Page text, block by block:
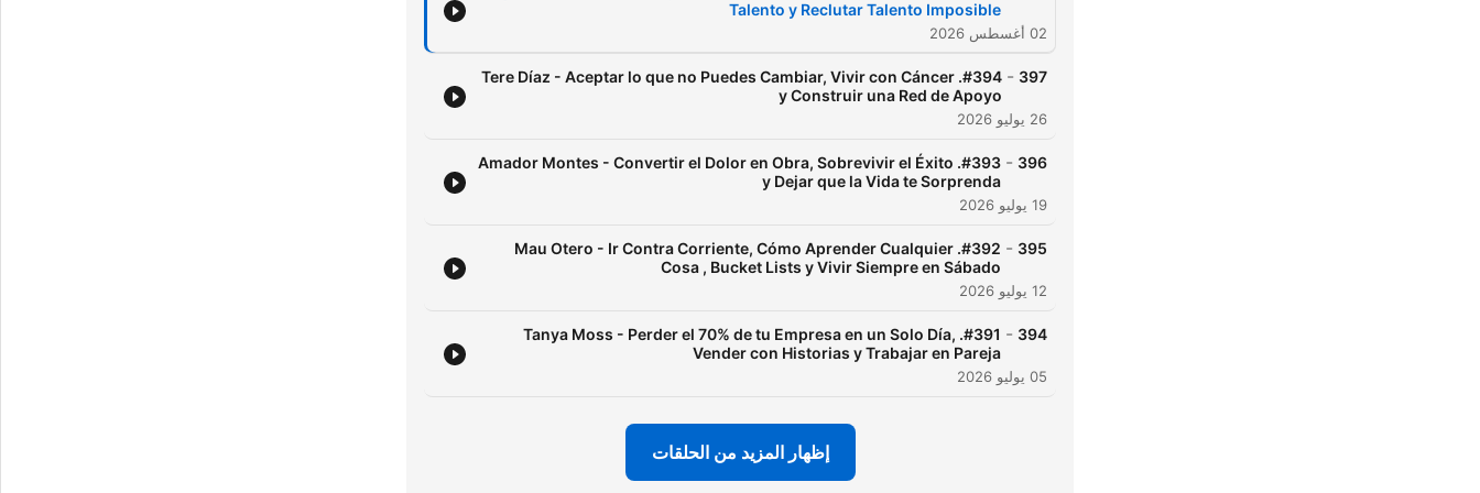
aplicar lo que aprende
que hace al programa
energético, divertido y súper
Talento y Reclutar Talento Imposible
02 أغسطس 2026
397
-
#394. Tere Díaz - Aceptar lo que no Puedes Cambiar, Vivir con Cáncer
y Construir una Red de Apoyo
26 يوليو 2026
396
-
#393. Amador Montes - Convertir el Dolor en Obra, Sobrevivir el Éxito
y Dejar que la Vida te Sorprenda
19 يوليو 2026
395
-
#392. Mau Otero - Ir Contra Corriente, Cómo Aprender Cualquier
Cosa , Bucket Lists y Vivir Siempre en Sábado
12 يوليو 2026
394
-
#391. Tanya Moss - Perder el 70% de tu Empresa en un Solo Día,
Vender con Historias y Trabajar en Pareja
05 يوليو 2026
إظهار المزيد من الحلقات